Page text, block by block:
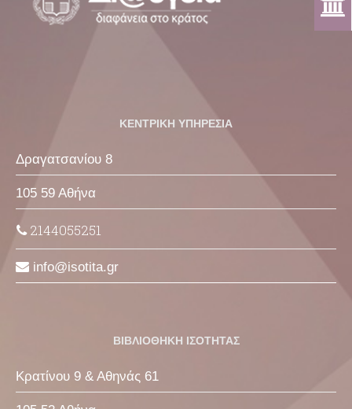
ΚΕΝΤΡΙΚΗ ΥΠΗΡΕΣΙΑ
Δραγατσανίου 8
105 59 Αθήνα
2144055251
info isotita gr
ΒΙΒΛΙΟΘΗΚΗ ΙΣΟΤΗΤΑΣ
Κρατίνου 9 & Αθηνάς 61